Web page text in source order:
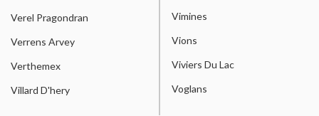
Verel Pragondran
Verrens Arvey
Verthemex
Villard D'hery
Vimines
Vions
Viviers Du Lac
Voglans